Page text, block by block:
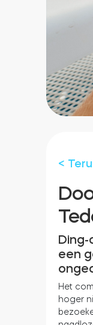
<
Ding-
een
Het
hoger